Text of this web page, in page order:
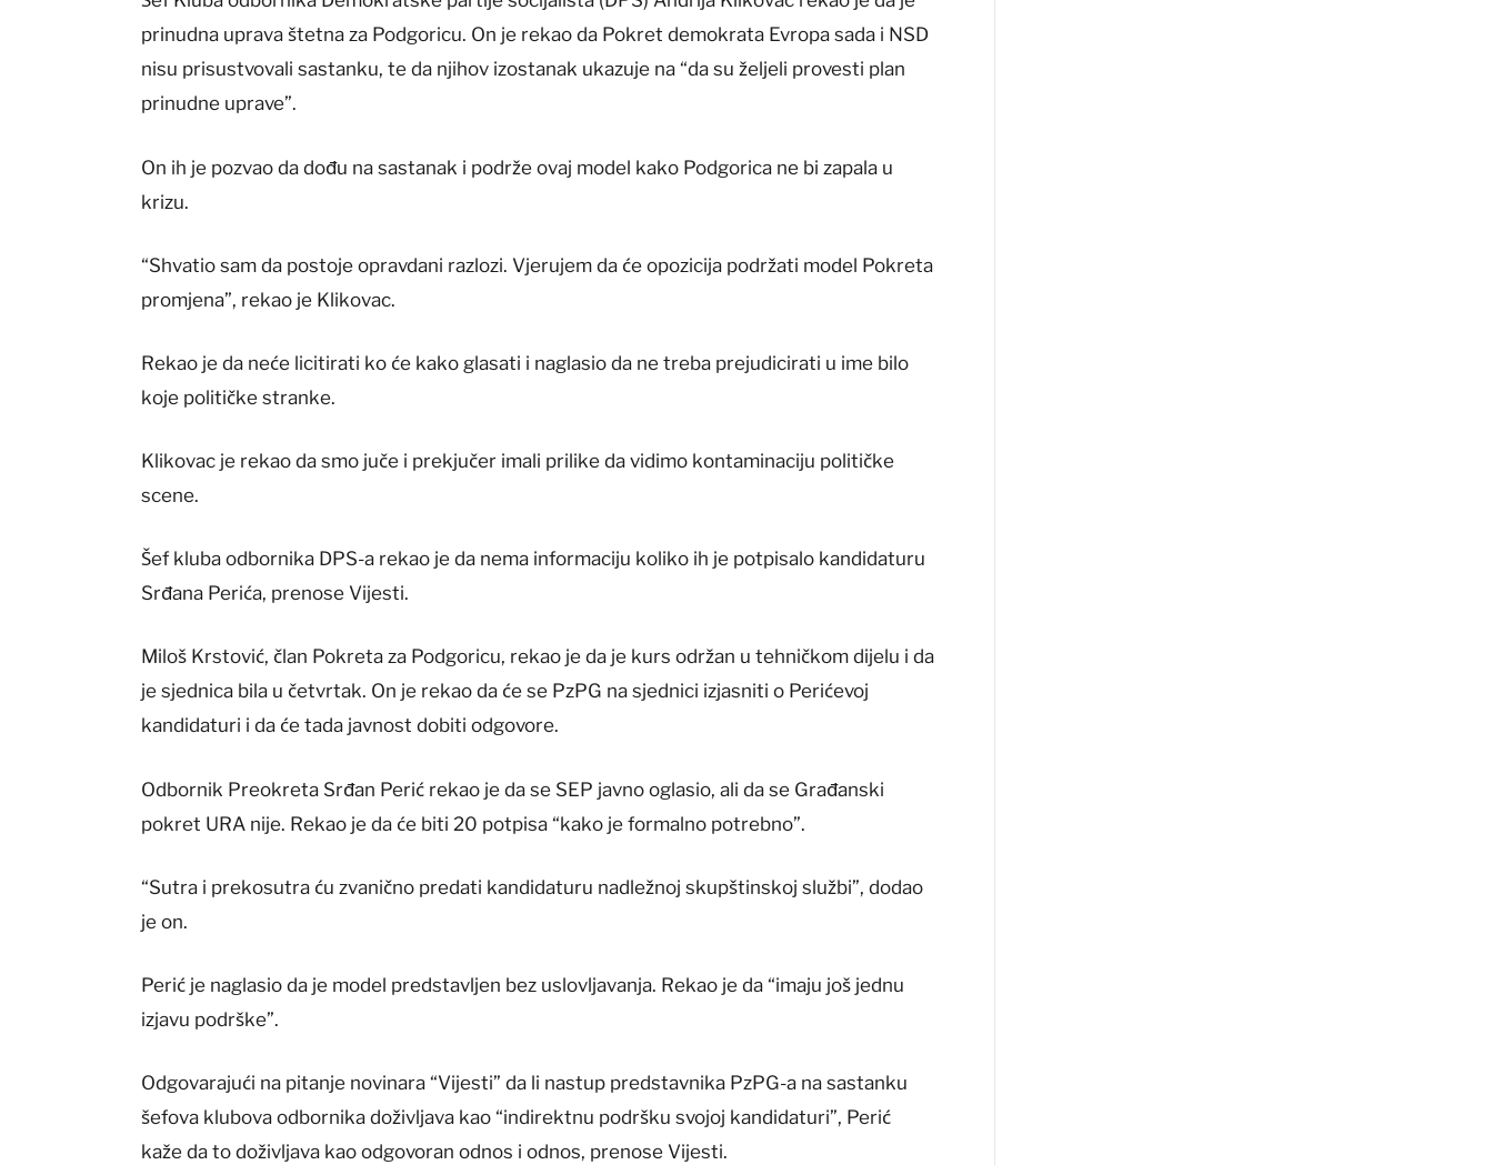
prinudna uprava štetna za Podgoricu. On je rekao da Pokret demokrata Evropa sada i NSD
nisu prisustvovali sastanku, te da njihov izostanak ukazuje na “da su željeli provesti plan
prinudne uprave”.
On ih je pozvao da dođu na sastanak i podrže ovaj model kako Podgorica ne bi zapala u
krizu.
“Shvatio sam da postoje opravdani razlozi. Vjerujem da će opozicija podržati model Pokreta
promjena”, rekao je Klikovac.
Rekao je da neće licitirati ko će kako glasati i naglasio da ne treba prejudicirati u ime bilo
koje političke stranke.
Klikovac je rekao da smo juče i prekjučer imali prilike da vidimo kontaminaciju političke
scene.
Šef kluba odbornika DPS-a rekao je da nema informaciju koliko ih je potpisalo kandidaturu
Srđana Perića, prenose Vijesti.
Miloš Krstović, član Pokreta za Podgoricu, rekao je da je kurs održan u tehničkom dijelu i da
je sjednica bila u četvrtak. On je rekao da će se PzPG na sjednici izjasniti o Perićevoj
kandidaturi i da će tada javnost dobiti odgovore.
Odbornik Preokreta Srđan Perić rekao je da se SEP javno oglasio, ali da se Građanski
pokret URA nije. Rekao je da će biti 20 potpisa “kako je formalno potrebno”.
“Sutra i prekosutra ću zvanično predati kandidaturu nadležnoj skupštinskoj službi”, dodao
je on.
Perić je naglasio da je model predstavljen bez uslovljavanja. Rekao je da “imaju još jednu
izjavu podrške”.
Odgovarajući na pitanje novinara “Vijesti” da li nastup predstavnika PzPG-a na sastanku
šefova klubova odbornika doživljava kao “indirektnu podršku svojoj kandidaturi”, Perić
kaže da to doživljava kao odgovoran odnos i odnos, prenose Vijesti.